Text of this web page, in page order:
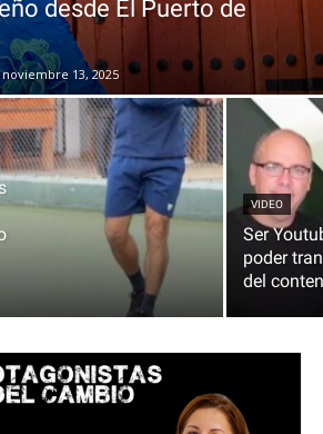
desde El Puerto de
noviembre 13, 2025
VIDEO
Ser
poder
del